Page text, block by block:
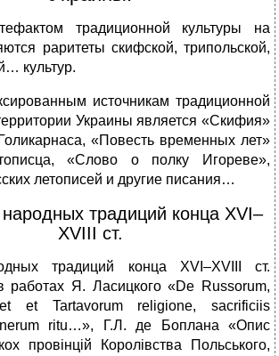
традиционной культуры на
раритеты скифской, трипольской,
культур.
источникам традиционной
Украины является «Скифия»
«Повесть временных лет»
«Слово о полку Игореве»,
летописей и другие писания…
традиций конца XVI–
XVIII ст.
традиций конца XVI–XVIII ст.
работах Я. Ласицкого «De Russorum,
et Tartavorum religione, sacrificiis
ritu…», Г.Л. де Боплана «Опис
провінцій Королівства Польського,